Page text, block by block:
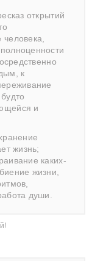
открытий
к
и
жизнь;
каких-
жизни,
души.